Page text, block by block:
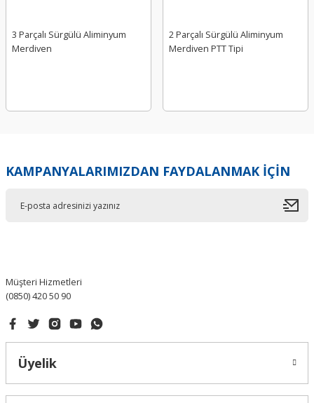
3 Parçalı Sürgülü Aliminyum
Merdiven
2 Parçalı Sürgülü Aliminyum
Merdiven PTT Tipi
KAMPANYALARIMIZDAN FAYDALANMAK İÇİN
Müşteri Hizmetleri
(0850) 420 50 90
Üyelik